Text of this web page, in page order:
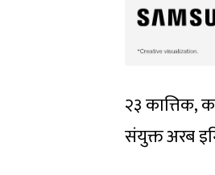
२३ कात्तिक,
संयुक्त अरब